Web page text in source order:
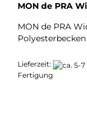
MON de PRA
MON de PRA
Polyesterbecken
Lieferzeit:
Fertigung